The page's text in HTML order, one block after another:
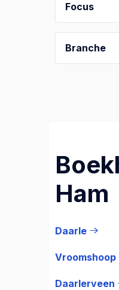
Focus
Branche
Ham
Daarle
Vroomshoop
Daarlerveen